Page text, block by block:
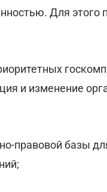
Для
и изменение
правовой базы